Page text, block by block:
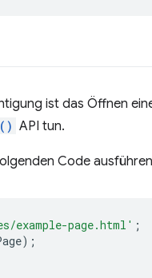
ist das Öffnen
API tun.
Code
example-page.html' ;
);